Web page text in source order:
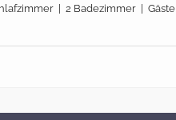
| 2 Badezimmer | Gäste